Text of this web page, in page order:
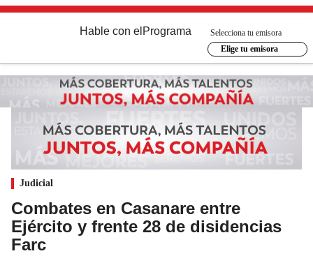
Hable con el Programa
Selecciona tu emisora
Elige tu emisora
Judicial
Combates en Casanare entre
Ejército y frente 28 de disidencias
Farc